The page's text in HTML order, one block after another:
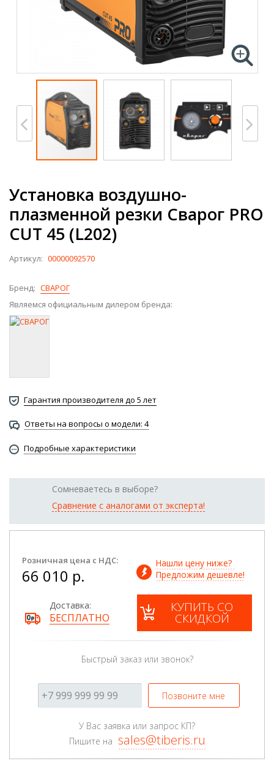
Установка воздушно-
плазменной резки Сварог PRO
CUT 45 (L202)
Артикул: 00000092570
Бренд: СВАРОГ
Являемся официальным дилером бренда:
Гарантия производителя до 5 лет
Ответы на вопросы о модели: 4
Подробные характеристики
Сомневаетесь в выборе?
Сравнение с аналогами от эксперта!
Розничная цена с НДС:
66 010 р.
Нашли цену ниже?
Предложим дешевле!
Доставка:
БЕСПЛАТНО
КУПИТЬ СО
СКИДКОЙ
Быстрый заказ или звонок?
Позвоните мне
У Вас заявка или запрос КП?
Пишите на sales@tiberis.ru